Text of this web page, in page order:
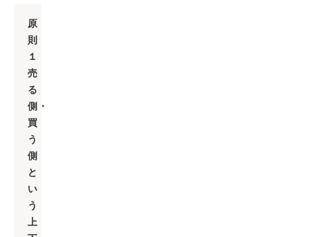
原
則
１
売
る
側・
買
う
側
と
い
う
上